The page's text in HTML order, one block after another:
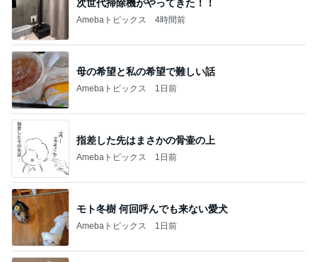
次世代掃除機がやってきた！！
Amebaトピックス 4時間前
母の希望と私の希望で難しい話
Amebaトピックス 1日前
指差した先はまさかの骨壷の上
Amebaトピックス 1日前
モト冬樹 何回呼んでも来ない愛犬
Amebaトピックス 1日前